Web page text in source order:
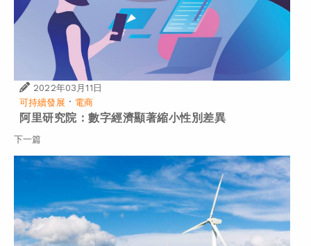
2022年03月11日
可持續發展 · 電商
阿里研究院：數字經濟顯著縮小性別差異
下一篇